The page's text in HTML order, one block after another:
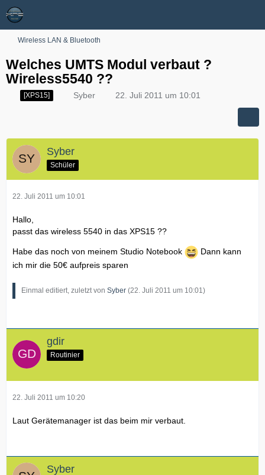
Wireless LAN & Bluetooth
Welches UMTS Modul verbaut ?
Wireless5540 ??
[XPS15] Syber 22. Juli 2011 um 10:01
Syber
Schüler
22. Juli 2011 um 10:01
Hallo,
passt das wireless 5540 in das XPS15 ??
Habe das noch von meinem Studio Notebook
Dann kann
ich mir die 50€ aufpreis sparen
Einmal editiert, zuletzt von Syber (22. Juli 2011 um 10:01 )
gdir
Routinier
22. Juli 2011 um 10:20
Laut Gerätemanager ist das beim mir verbaut.
Syber